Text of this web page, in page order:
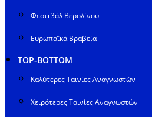
Φεστιβάλ Βερολίνου
Ευρωπαϊκά Βραβεία
TOP-BOTTOM
Καλύτερες Ταινίες Αναγνωστών
Χειρότερες Ταινίες Αναγνωστών